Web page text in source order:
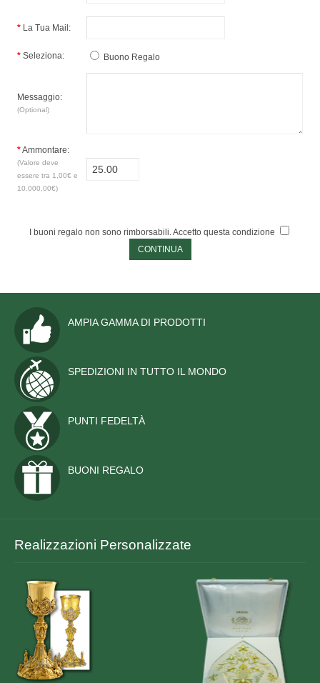
ASIA
OCEANIA
PERSONALIZZATE
NAUTICA
STENDARDI E GONFALONI
ACCESSORI
EMBLEMI ED ALTRO
MANIFESTAZIONI
MONUMENTI
ORDINI EQUESTRI
CONTATTACI
* La Tua Mail:
* Seleziona: Buono Regalo
Messaggio:
(Optional)
*Ammontare:
(Valore deve
essere tra 1,00€ e
10.000,00€)
I buoni regalo non sono rimborsabili. Accetto questa condizione
AMPIA GAMMA DI PRODOTTI
SPEDIZIONI IN TUTTO IL MONDO
PUNTI FEDELTÀ
BUONI REGALO
Realizzazioni Personalizzate